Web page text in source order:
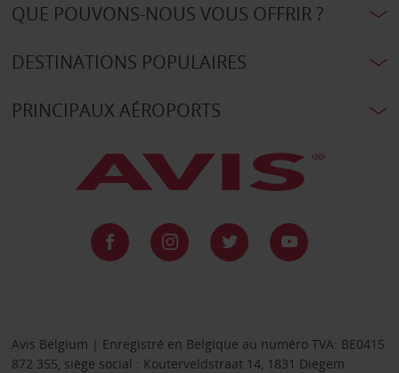
QUE POUVONS-NOUS VOUS OFFRIR ?
DESTINATIONS POPULAIRES
PRINCIPAUX AÉROPORTS
Avis Belgium | Enregistré en Belgique au numéro TVA: BE0415
872 355, siège social : Kouterveldstraat 14, 1831 Diegem.